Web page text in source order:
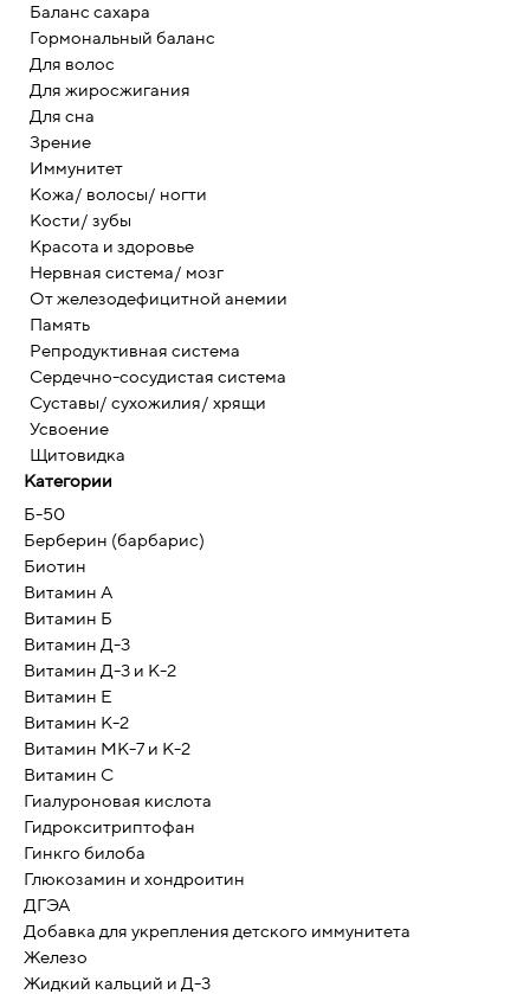
Баланс сахара
Гормональный баланс
Для волос
Для жиросжигания
Для сна
Зрение
Иммунитет
Кожа/ волосы/ ногти
Кости/ зубы
Красота и здоровье
Нервная система/ мозг
От железодефицитной анемии
Память
Репродуктивная система
Сердечно-сосудистая система
Суставы/ сухожилия/ хрящи
Усвоение
Щитовидка
Категории
Б-50
Берберин (барбарис)
Биотин
Витамин А
Витамин Б
Витамин Д-3
Витамин Д-3 и К-2
Витамин Е
Витамин К-2
Витамин МК-7 и К-2
Витамин С
Гиалуроновая кислота
Гидрокситриптофан
Гинкго билоба
Глюкозамин и хондроитин
ДГЭА
Добавка для укрепления детского иммунитета
Железо
Жидкий кальций и Д-3